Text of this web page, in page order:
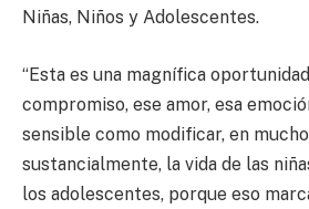
Niñas, Niños y Adolescentes.
“Esta es una magnífica
compromiso, ese amor, esa
sensible como modificar, en
sustancialmente, la vida de las
los adolescentes, porque eso